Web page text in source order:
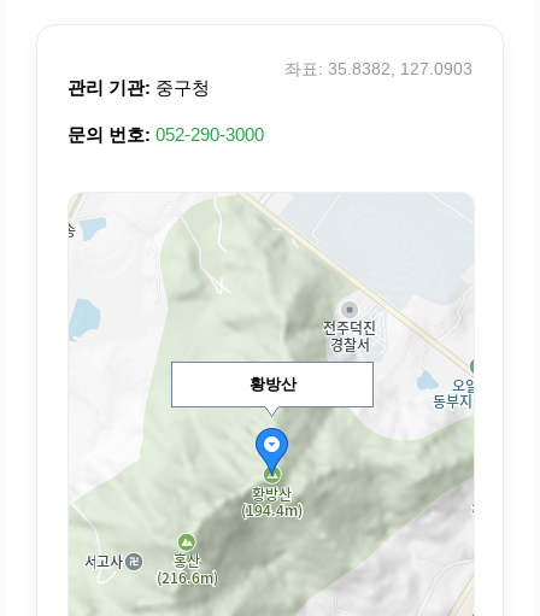
관리 기관: 중구청
문의 번호: 052-290-3000
좌표: 35.8382, 127.0903
황방산